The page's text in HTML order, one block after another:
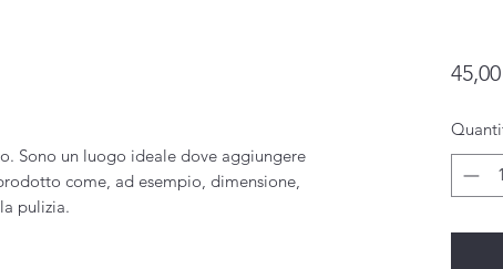
Sono un luogo ideale dove aggiungere
come, ad esempio, dimensione,
pulizia.